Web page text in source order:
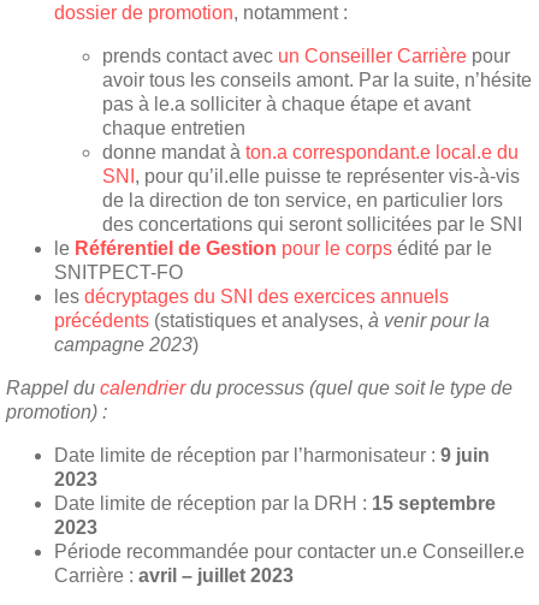
dossier de promotion, notamment :
prends contact avec un Conseiller Carrière pour
avoir tous les conseils amont. Par la suite, n’hésite
pas à le.a solliciter à chaque étape et avant
chaque entretien
donne mandat à ton.a correspondant.e local.e du
SNI , pour qu’il.elle puisse te représenter vis-à-vis
de la direction de ton service, en particulier lors
des concertations qui seront sollicitées par le SNI
le Référentiel de Gestion pour le corps édité par le
SNITPECT-FO
les décryptages du SNI des exercices annuels
précédents (statistiques et analyses, à venir pour la
campagne 2023)
Rappel du calendrierdu processus (quel que soit le type de
promotion) :
Date limite de réception par l’harmonisateur : 9 juin
2023
Date limite de réception par la DRH : 15 septembre
2023
Période recommandée pour contacter un.e Conseiller.e
Carrière : avril – juillet 2023